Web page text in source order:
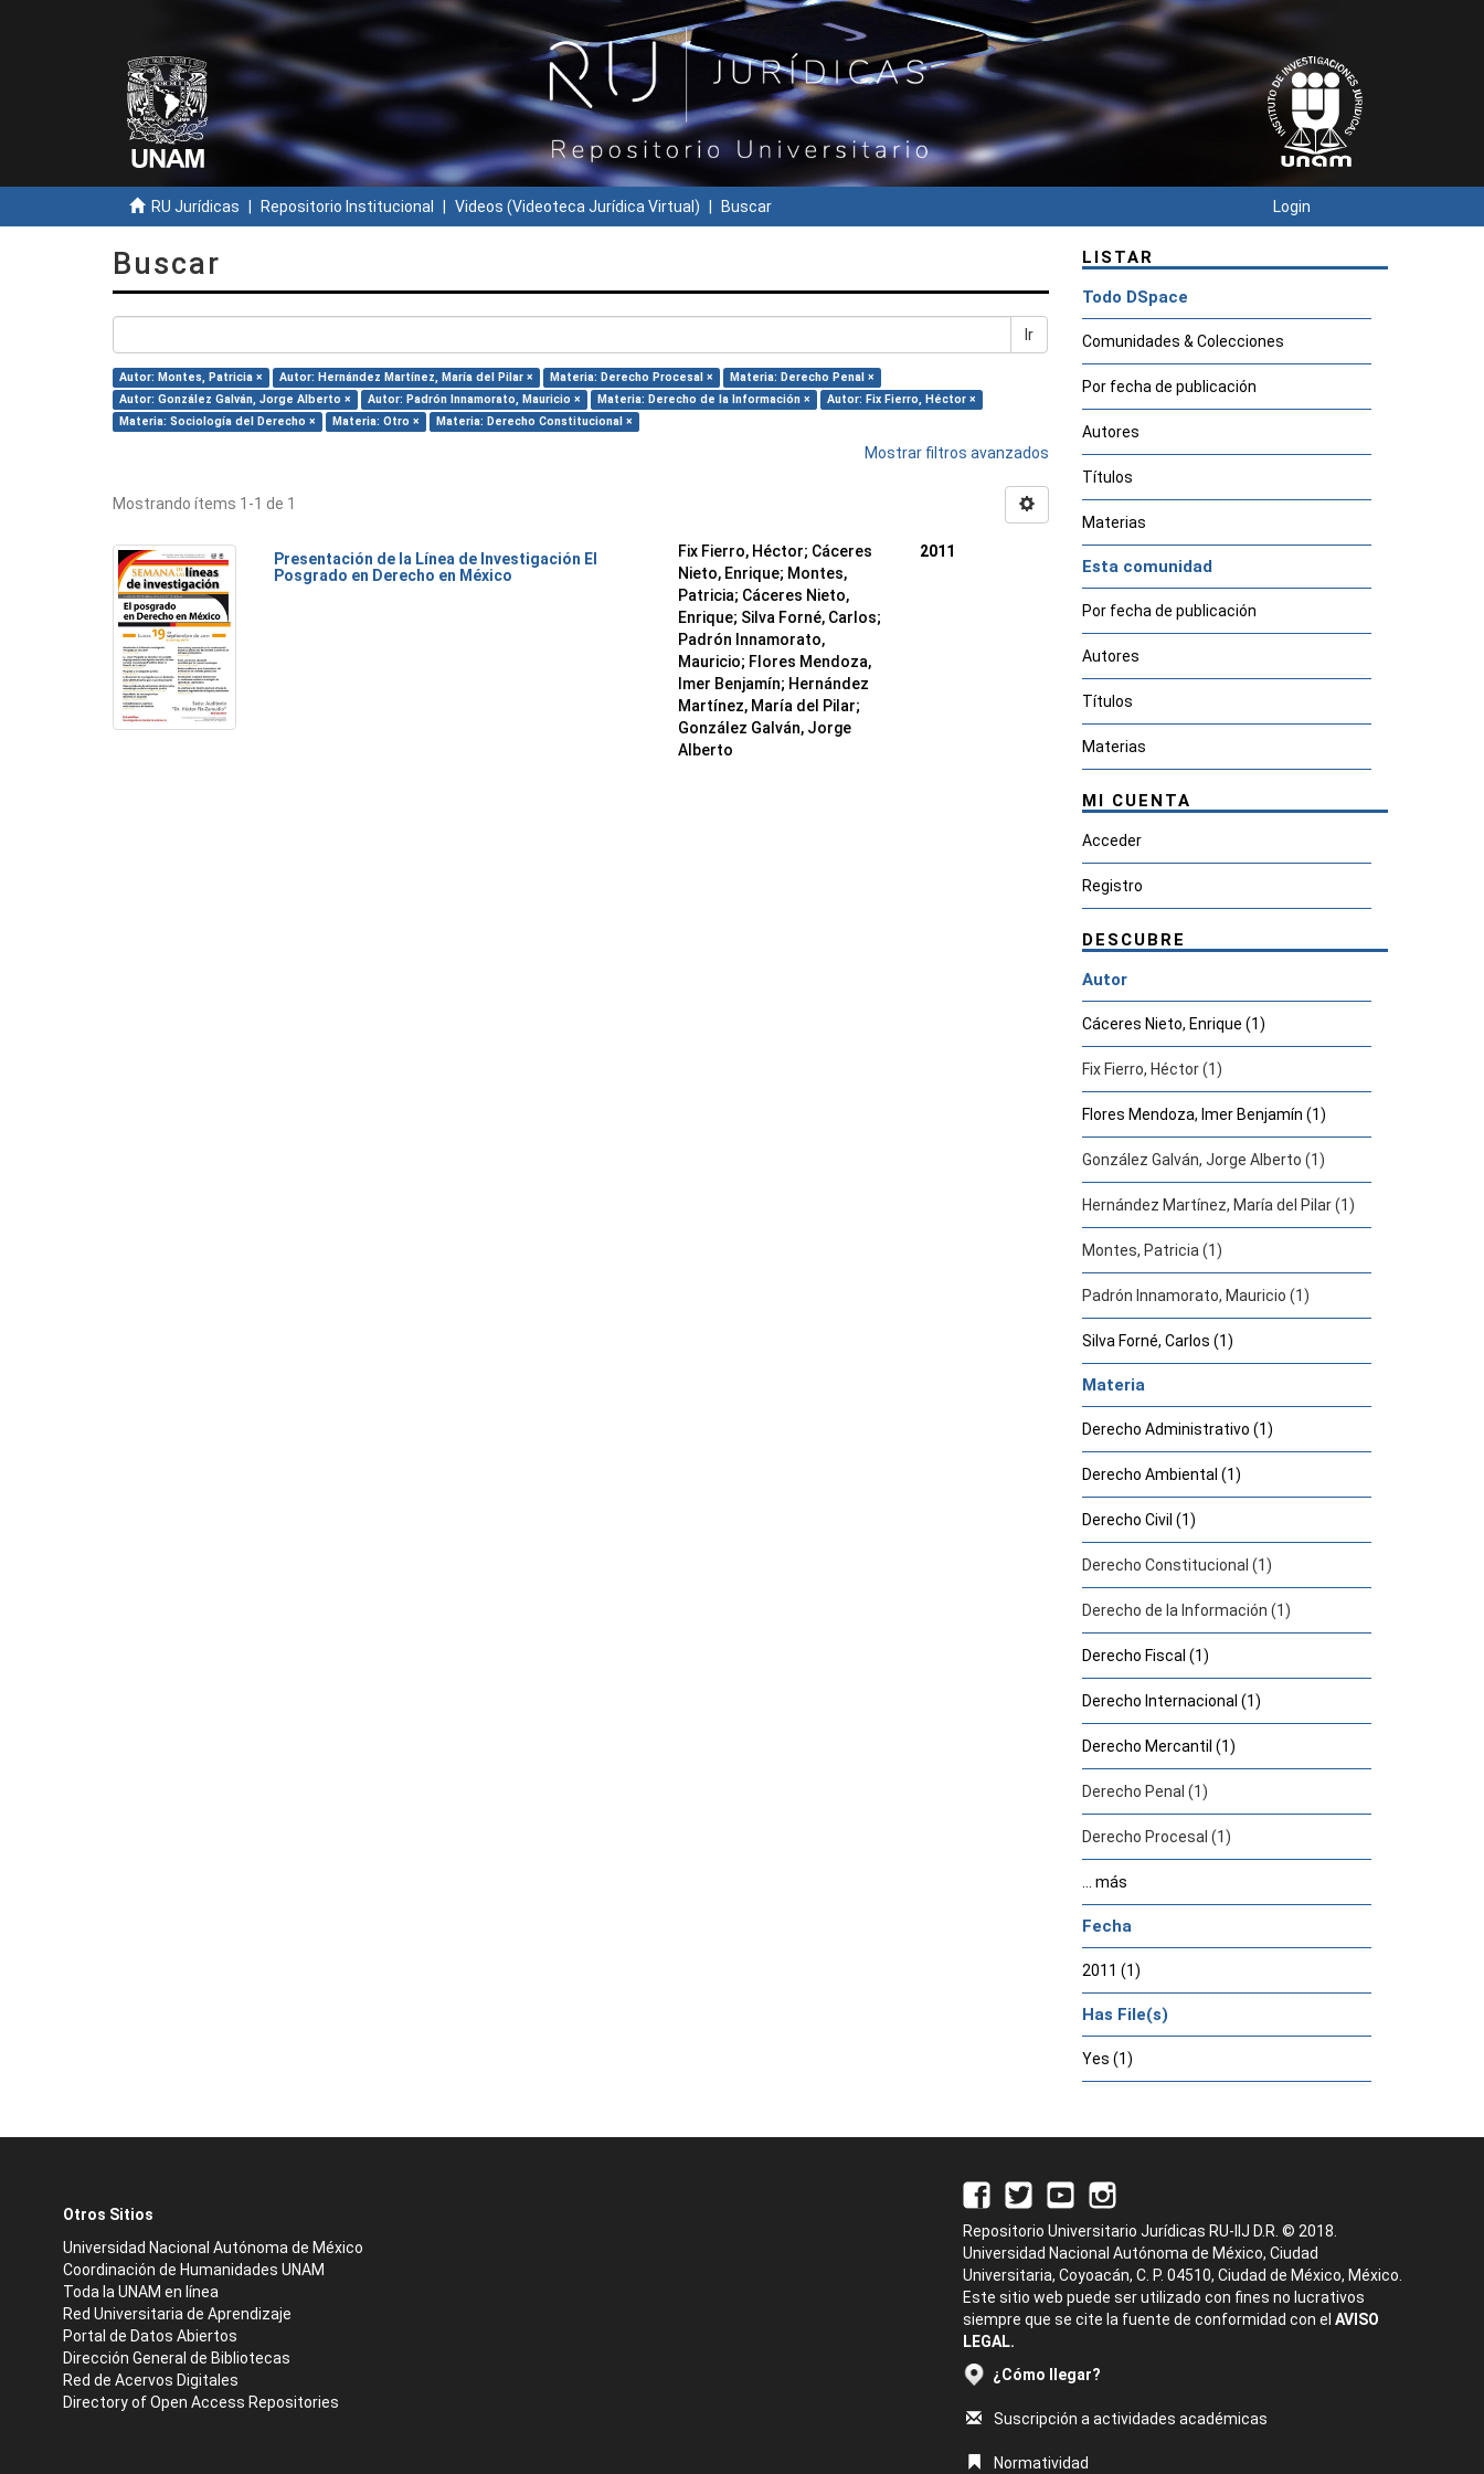
RU Jurídicas Repositorio Institucional Videos (Videoteca Jurídica Virtual) Buscar Login
Buscar
Ir
Autor: Montes, Patricia × Autor: Hernández Martínez, María del Pilar × Materia: Derecho Procesal ×
Materia: Derecho Penal ×
Autor: González Galván, Jorge Alberto ×
Autor: Padrón Innamorato, Mauricio × Materia: Derecho de la Información ×
Autor: Fix Fierro, Héctor ×
Materia: Sociología del Derecho ×
Materia: Otro × Materia: Derecho Constitucional ×
Mostrar filtros avanzados
Mostrando ítems 1-1 de 1
Presentación de la Línea de Investigación El
Posgrado en Derecho en México
Fix Fierro, Héctor; Cáceres
Nieto, Enrique; Montes,
Patricia; Cáceres Nieto,
Enrique; Silva Forné, Carlos;
Padrón Innamorato,
Mauricio; Flores Mendoza,
Imer Benjamín; Hernández
Martínez, María del Pilar;
González Galván, Jorge
Alberto
2011
LISTAR
Todo DSpace
Comunidades & Colecciones
Por fecha de publicación
Autores
Títulos
Materias
Esta comunidad
Por fecha de publicación
Autores
Títulos
Materias
MI CUENTA
Acceder
Registro
DESCUBRE
Autor
Cáceres Nieto, Enrique (1)
Fix Fierro, Héctor (1)
Flores Mendoza, Imer Benjamín (1)
González Galván, Jorge Alberto (1)
Hernández Martínez, María del Pilar (1)
Montes, Patricia (1)
Padrón Innamorato, Mauricio (1)
Silva Forné, Carlos (1)
Materia
Derecho Administrativo (1)
Derecho Ambiental (1)
Derecho Civil (1)
Derecho Constitucional (1)
Derecho de la Información (1)
Derecho Fiscal (1)
Derecho Internacional (1)
Derecho Mercantil (1)
Derecho Penal (1)
Derecho Procesal (1)
... más
Fecha
2011 (1)
Has File(s)
Yes (1)
Otros Sitios
Universidad Nacional Autónoma de México
Coordinación de Humanidades UNAM
Toda la UNAM en línea
Red Universitaria de Aprendizaje
Portal de Datos Abiertos
Dirección General de Bibliotecas
Red de Acervos Digitales
Directory of Open Access Repositories
Repositorio Universitario Jurídicas RU-IIJ D.R. © 2018.
Universidad Nacional Autónoma de México, Ciudad
Universitaria, Coyoacán, C. P. 04510, Ciudad de México, México.
Este sitio web puede ser utilizado con fines no lucrativos
siempre que se cite la fuente de conformidad con el AVISO
LEGAL.
¿Cómo llegar?
Suscripción a actividades académicas
Normatividad